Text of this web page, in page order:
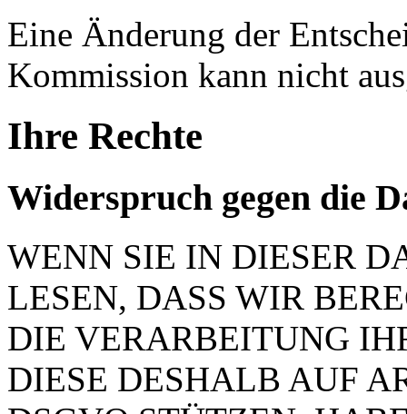
Eine Änderung der
Kommission kann nicht
Ihre Rechte
Widerspruch gegen die
WENN SIE IN DIESER
LESEN, DASS WIR
DIE VERARBEITUNG
DIESE DESHALB AUF